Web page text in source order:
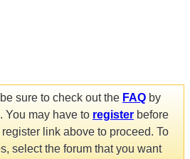
sure to check out the FAQ by
You may have to register before
link above to proceed. To
select the forum that you want